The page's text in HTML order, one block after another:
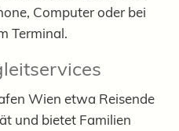
Computer oder bei
Terminal.
Wien etwa Reisende
und bietet Familien